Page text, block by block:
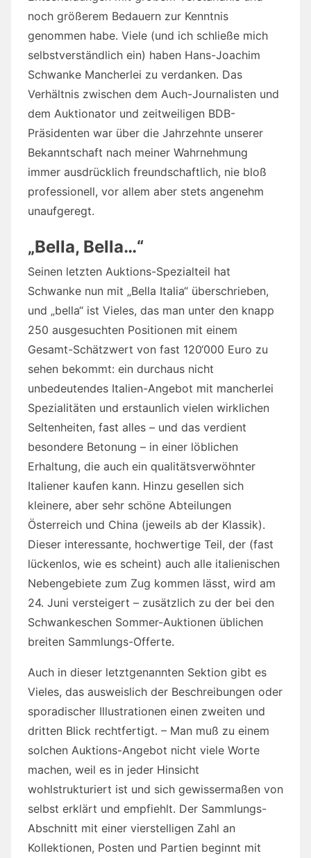
noch größerem Bedauern zur Kenntnis
genommen habe. Viele (und ich schließe mich
selbstverständlich ein) haben Hans-Joachim
Schwanke Mancherlei zu verdanken. Das
Verhältnis zwischen dem Auch-Journalisten und
dem Auktionator und zeitweiligen BDB-
Präsidenten war über die Jahrzehnte unserer
Bekanntschaft nach meiner Wahrnehmung
immer ausdrücklich freundschaftlich, nie bloß
professionell, vor allem aber stets angenehm
unaufgeregt.
„Bella, Bella…“
Seinen letzten Auktions-Spezialteil hat
Schwanke nun mit „Bella Italia“ überschrieben,
und „bella“ ist Vieles, das man unter den knapp
250 ausgesuchten Positionen mit einem
Gesamt-Schätzwert von fast 120‘000 Euro zu
sehen bekommt: ein durchaus nicht
unbedeutendes Italien-Angebot mit mancherlei
Spezialitäten und erstaunlich vielen wirklichen
Seltenheiten, fast alles – und das verdient
besondere Betonung – in einer löblichen
Erhaltung, die auch ein qualitätsverwöhnter
Italiener kaufen kann. Hinzu gesellen sich
kleinere, aber sehr schöne Abteilungen
Österreich und China (jeweils ab der Klassik).
Dieser interessante, hochwertige Teil, der (fast
lückenlos, wie es scheint) auch alle italienischen
Nebengebiete zum Zug kommen lässt, wird am
24. Juni versteigert – zusätzlich zu der bei den
Schwankeschen Sommer-Auktionen üblichen
breiten Sammlungs-Offerte.
Auch in dieser letztgenannten Sektion gibt es
Vieles, das ausweislich der Beschreibungen oder
sporadischer Illustrationen einen zweiten und
dritten Blick rechtfertigt. – Man muß zu einem
solchen Auktions-Angebot nicht viele Worte
machen, weil es in jeder Hinsicht
wohlstrukturiert ist und sich gewissermaßen von
selbst erklärt und empfiehlt. Der Sammlungs-
Abschnitt mit einer vierstelligen Zahl an
Kollektionen, Posten und Partien beginnt mit